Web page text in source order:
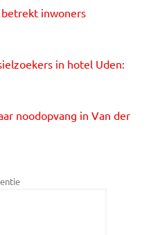
inwoners
in hotel Uden:
noodopvang in Van der